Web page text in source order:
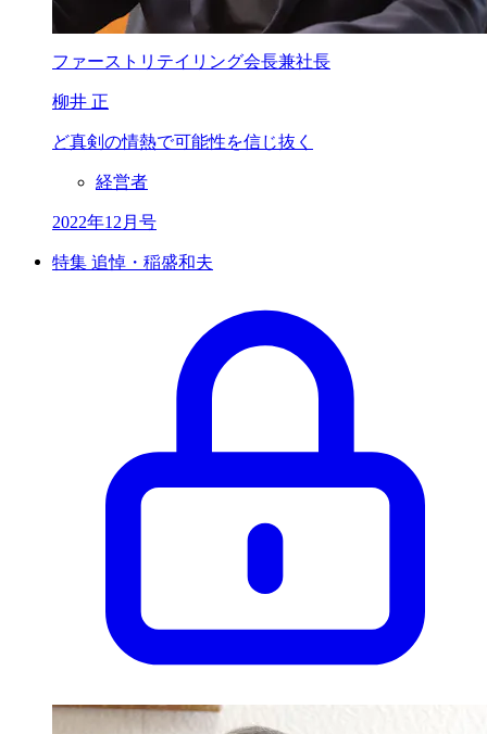
ファーストリテイリング会長兼社長
柳井 正
ど真剣の情熱で可能性を信じ抜く
経営者
2022年12月号
特集 追悼・稲盛和夫